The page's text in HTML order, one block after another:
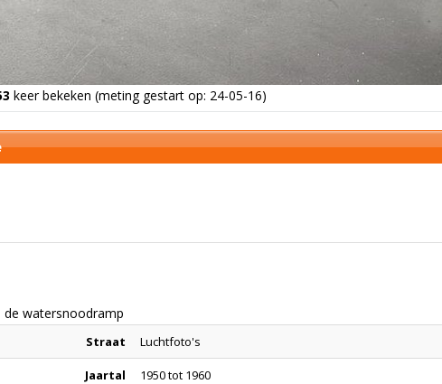
keer bekeken (meting gestart op: 24-05-16)
watersnoodramp
Straat Luchtfoto's
Jaartal 1950 tot 1960